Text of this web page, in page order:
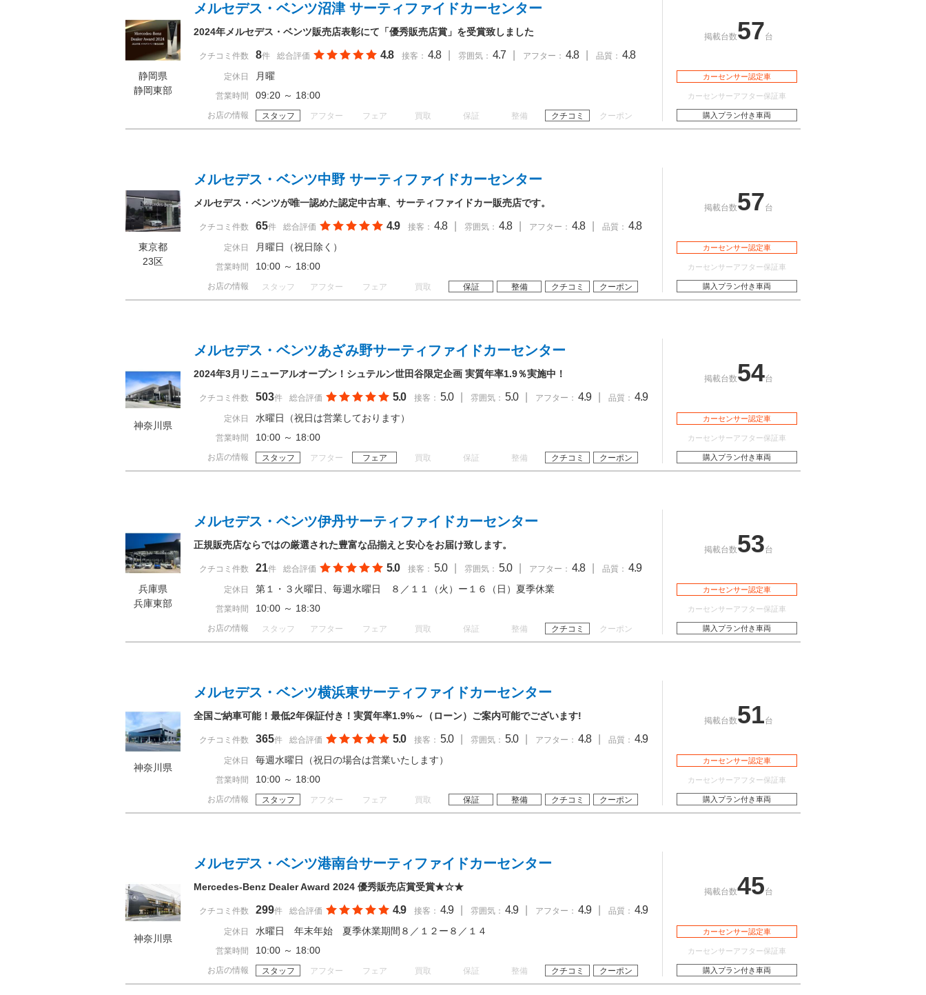
静岡県
静岡東部
メルセデス・ベンツ沼津 サーティファイドカーセンター
2024年メルセデス・ベンツ販売店表彰にて「優秀販売店賞」を受賞致しました
クチコミ件数 8件 総合評価 4.8 接客： 4.8 雰囲気： 4.7 アフター： 4.8 品質： 4.8
定休日 月曜
営業時間 09:20 ～ 18:00
お店の情報 スタッフ アフター フェア 買取 保証 整備 クチコミ クーポン
掲載台数57台
カーセンサー認定車
カーセンサーアフター保証車
購入プラン付き車両
東京都
23区
メルセデス・ベンツ中野 サーティファイドカーセンター
メルセデス・ベンツが唯一認めた認定中古車、サーティファイドカー販売店です。
クチコミ件数 65件 総合評価 4.9 接客： 4.8 雰囲気： 4.8 アフター： 4.8 品質： 4.8
定休日 月曜日（祝日除く）
営業時間 10:00 ～ 18:00
お店の情報 スタッフ アフター フェア 買取 保証 整備 クチコミ クーポン
掲載台数57台
カーセンサー認定車
カーセンサーアフター保証車
購入プラン付き車両
神奈川県
メルセデス・ベンツあざみ野サーティファイドカーセンター
2024年3月リニューアルオープン！シュテルン世田谷限定企画 実質年率1.9％実施中！
クチコミ件数 503件 総合評価 5.0 接客： 5.0 雰囲気： 5.0 アフター： 4.9 品質： 4.9
定休日 水曜日（祝日は営業しております）
営業時間 10:00 ～ 18:00
お店の情報 スタッフ アフター フェア 買取 保証 整備 クチコミ クーポン
掲載台数54台
カーセンサー認定車
カーセンサーアフター保証車
購入プラン付き車両
兵庫県
兵庫東部
メルセデス・ベンツ伊丹サーティファイドカーセンター
正規販売店ならではの厳選された豊富な品揃えと安心をお届け致します。
クチコミ件数 21件 総合評価 5.0 接客： 5.0 雰囲気： 5.0 アフター： 4.8 品質： 4.9
定休日 第１・３火曜日、毎週水曜日 ８／１１（火）ー１６（日）夏季休業
営業時間 10:00 ～ 18:30
お店の情報 スタッフ アフター フェア 買取 保証 整備 クチコミ クーポン
掲載台数53台
カーセンサー認定車
カーセンサーアフター保証車
購入プラン付き車両
神奈川県
メルセデス・ベンツ横浜東サーティファイドカーセンター
全国ご納車可能！最低2年保証付き！実質年率1.9%～（ローン）ご案内可能でございます!
クチコミ件数 365件 総合評価 5.0 接客： 5.0 雰囲気： 5.0 アフター： 4.8 品質： 4.9
定休日 毎週水曜日（祝日の場合は営業いたします）
営業時間 10:00 ～ 18:00
お店の情報 スタッフ アフター フェア 買取 保証 整備 クチコミ クーポン
掲載台数51台
カーセンサー認定車
カーセンサーアフター保証車
購入プラン付き車両
神奈川県
メルセデス・ベンツ港南台サーティファイドカーセンター
Mercedes-Benz Dealer Award 2024 優秀販売店賞受賞★☆★
クチコミ件数 299件 総合評価 4.9 接客： 4.9 雰囲気： 4.9 アフター： 4.9 品質： 4.9
定休日 水曜日 年末年始 夏季休業期間８／１２ー８／１４
営業時間 10:00 ～ 18:00
お店の情報 スタッフ アフター フェア 買取 保証 整備 クチコミ クーポン
掲載台数45台
カーセンサー認定車
カーセンサーアフター保証車
購入プラン付き車両